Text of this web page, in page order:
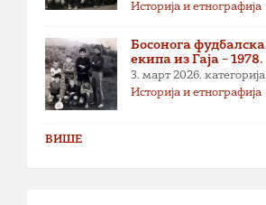
Историја и етнографија
Босонога фудбалска
екипа из Гаја – 1978.
3. март 2026. категорија
Историја и етнографија
ВИШЕ